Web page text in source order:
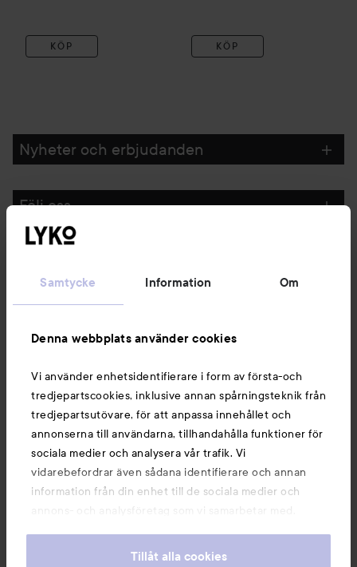
Samtycke Information Om
Denna webbplats använder cookies
Vi använder enhetsidentifierare i form av första-och
tredjepartscookies, inklusive annan spårningsteknik från
tredjepartsutövare, för att anpassa innehållet och
annonserna till användarna, tillhandahålla funktioner för
sociala medier och analysera vår trafik. Vi
vidarebefordrar även sådana identifierare och annan
information från din enhet till de sociala medier och
annons- och analysföretag som vi samarbetar med.
information som du har tillhandahållit eller som de har
Tillåt alla cookies
KÖP KÖP
Nyheter och erbjudanden
Följ oss
Du kanske också gillar